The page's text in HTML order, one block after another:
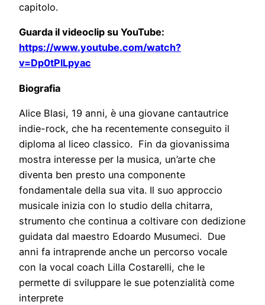
capitolo.
Guarda il videoclip su YouTube:
https://www.youtube.com/watch?
v=Dp0tPlLpyac
Biografia
Alice Blasi, 19 anni, è una giovane cantautrice
indie-rock, che ha recentemente conseguito il
diploma al liceo classico. Fin da giovanissima
mostra interesse per la musica, un’arte che
diventa ben presto una componente
fondamentale della sua vita. Il suo approccio
musicale inizia con lo studio della chitarra,
strumento che continua a coltivare con dedizione
guidata dal maestro Edoardo Musumeci. Due
anni fa intraprende anche un percorso vocale
con la vocal coach Lilla Costarelli, che le
permette di sviluppare le sue potenzialità come
interprete